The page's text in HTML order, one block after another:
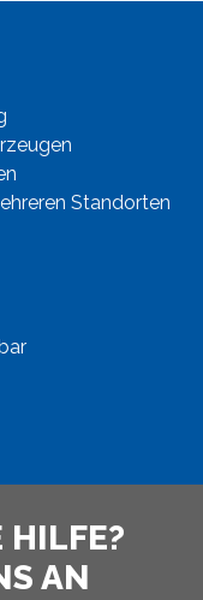
Standorten
HILFE?
AN